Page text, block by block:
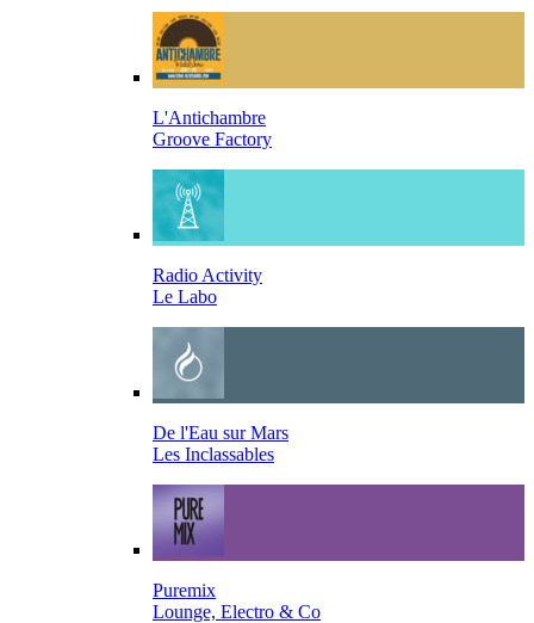
L'Antichambre
Groove Factory
Radio Activity
Le Labo
De l'Eau sur Mars
Les Inclassables
Puremix
Lounge, Electro & Co